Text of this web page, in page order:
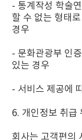
- 통계작성 학술
할 수 없는 형태
경우
- 문화관광부 인
있는 경우
- 서비스 제공에
6. 개인정보 취급
회사는 고객편의